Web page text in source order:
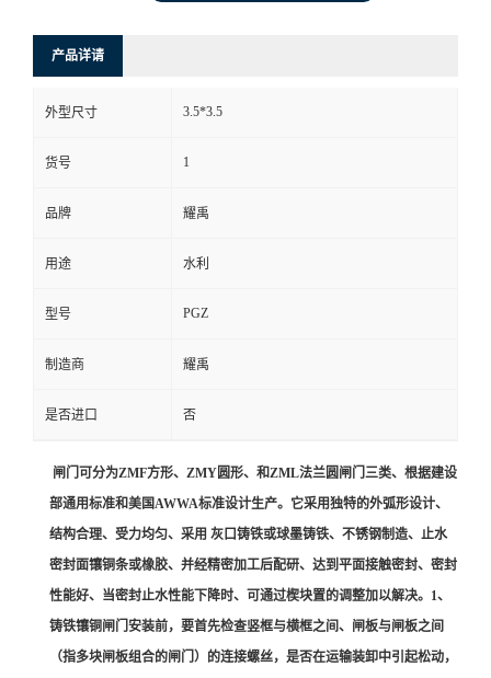
产品详请
外型尺寸 3.5*3.5
货号 1
品牌 耀禹
用途 水利
型号 PGZ
制造商 耀禹
是否进口 否
闸门可分为ZMF方形、ZMY圆形、和ZML法兰圆闸门三类、根据建设
部通用标准和美国AWWA标准设计生产。它采用独特的外弧形设计、
结构合理、受力均匀、采用 灰口铸铁或球墨铸铁、不锈钢制造、止水
密封面镶铜条或橡胶、并经精密加工后配研、达到平面接触密封、密封
性能好、当密封止水性能下降时、可通过楔块置的调整加以解决。1、
铸铁镶铜闸门安装前，要首先检查竖框与横框之间、闸板与闸板之间
（指多块闸板组合的闸门）的连接螺丝，是否在运输装卸中引起松动，